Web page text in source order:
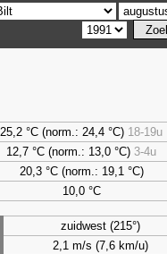
25,2 °C (norm.: 24,4 °C) 18-19u
12,7 °C (norm.: 13,0 °C) 3-4u
20,3 °C (norm.: 19,1 °C)
10,0 °C
zuidwest (215°)
2,1 m/s (7,6 km/u)